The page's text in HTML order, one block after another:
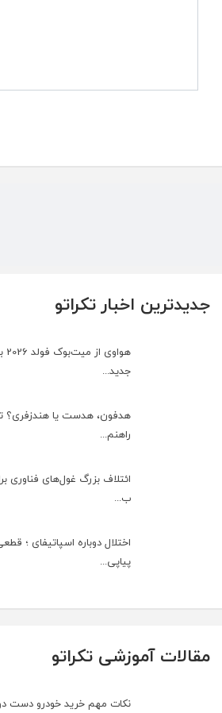
جدیدترین اخبار تکراتو
جدید...
هدفون، هدست یا هندزفری؟
راهنم...
ائتلاف بزرگ غول‌های فناوری
ب...
اختلال دوباره اسپاتیفای ؛
پیاپی...
مقالات آموزشی تکراتو
نکات مهم خرید خودرو دست